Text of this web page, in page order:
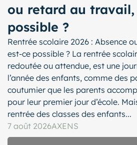
ou retard au travail,
possible ?
Rentrée scolaire 2026 : Absence
est-ce possible ? La rentrée
redoutée ou attendue, est une
l’année des enfants, comme des
coutumier que les parents
pour leur premier jour d’école.
rentrée des classes des enfants...
7 août 2026AXENS